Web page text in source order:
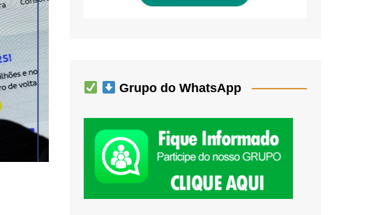
Grupo do WhatsApp